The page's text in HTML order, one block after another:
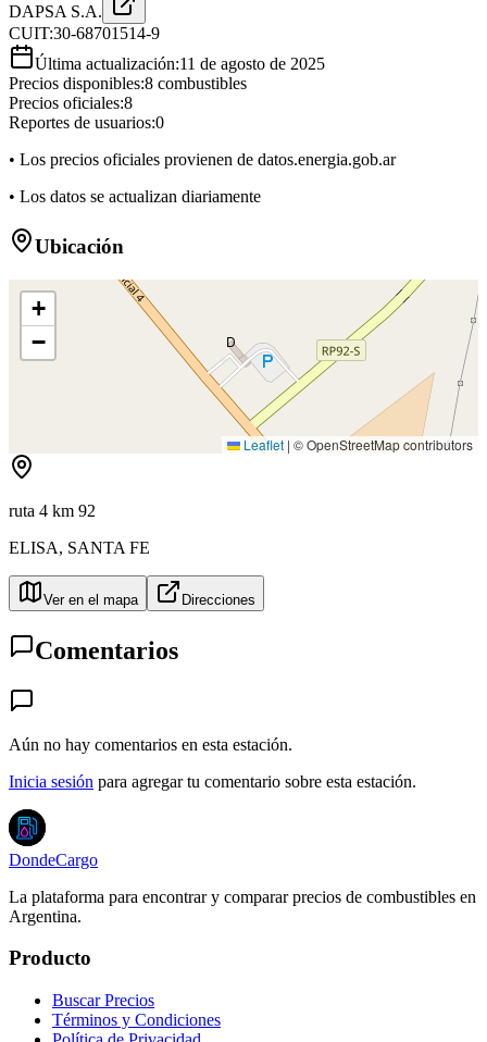
DAPSA S.A.
CUIT:30-68701514-9
Última actualización:11 de agosto de 2025
Precios disponibles:8 combustibles
Precios oficiales:8
Reportes de usuarios:0
• Los precios oficiales provienen de datos.energia.gob.ar
• Los datos se actualizan diariamente
Ubicación
D
+
−
Leaflet | © OpenStreetMap contributors
ruta 4 km 92
ELISA, SANTA FE
Ver en el mapa Direcciones
Comentarios
Aún no hay comentarios en esta estación.
Inicia sesión para agregar tu comentario sobre esta estación.
DondeCargo
La plataforma para encontrar y comparar precios de combustibles en
Argentina.
Producto
Buscar Precios
Términos y Condiciones